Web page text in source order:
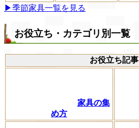
▶季節家具一覧を見る
お役立ち・カテゴリ別一覧
お役立ち記事
家具の集
め方